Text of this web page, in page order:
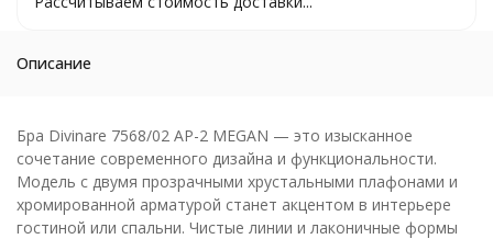
Описание
Бра Divinare 7568/02 AP-2 MEGAN — это изысканное
сочетание современного дизайна и функциональности.
Модель с двумя прозрачными хрустальными плафонами и
хромированной арматурой станет акцентом в интерьере
гостиной или спальни. Чистые линии и лаконичные формы